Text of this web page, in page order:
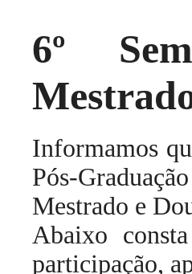
6º
Informamos
Pós-
Mestrado e
Abaixo
participação,